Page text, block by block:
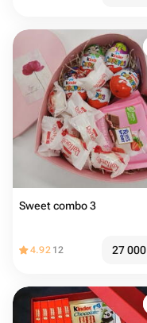
Sweet combo 3
4.92 12 27 000